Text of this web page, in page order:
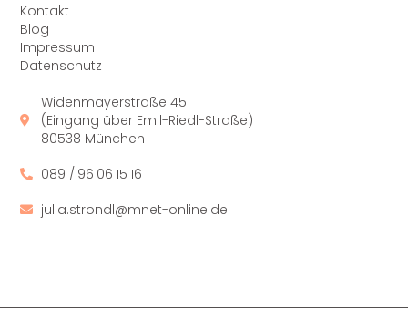
Kontakt
Blog
Impressum
Datenschutz
Widenmayerstraße 45
(Eingang über Emil-Riedl-Straße)
80538 München
089 / 96 06 15 16
julia.strondl@mnet-online.de